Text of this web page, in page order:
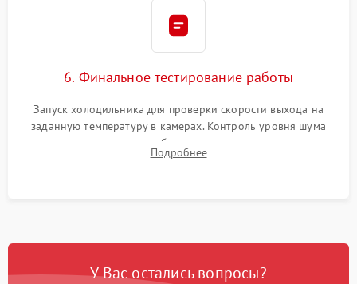
6. Финальное тестирование работы
Запуск холодильника для проверки скорости выхода на
заданную температуру в камерах. Контроль уровня шума
компрессора, отсутствия обмерзания стенок и корректного
срабатывания системы автоматической оттайки.
Подробнее
У Вас остались вопросы?